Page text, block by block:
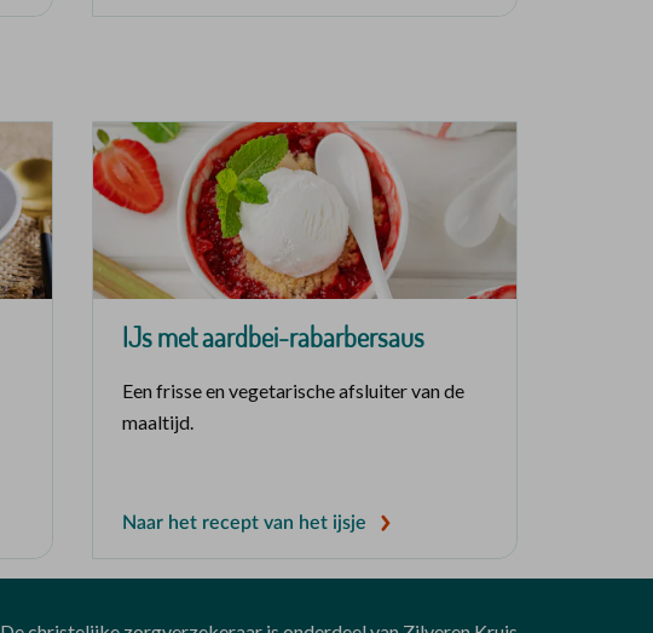
IJs met aardbei-rabarbersaus
Een frisse en vegetarische afsluiter van de
maaltijd.
Naar het recept van het ijsje